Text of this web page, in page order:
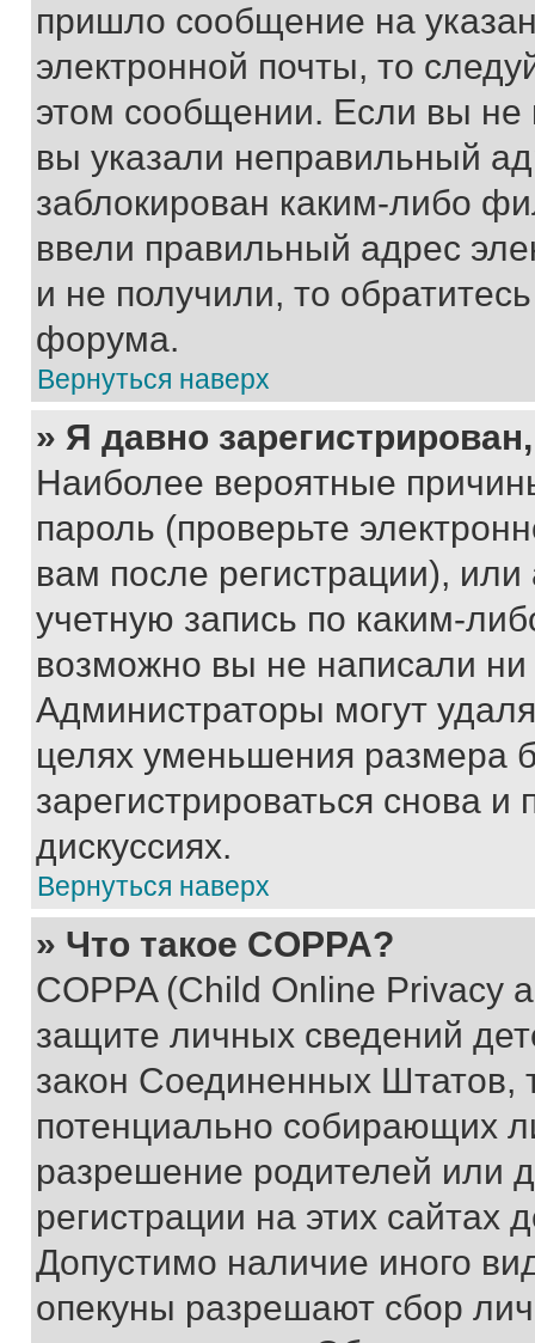
пришло сообщение на
электронной почты, то
этом сообщении. Если вы
вы указали неправильный
заблокирован каким-либо
ввели правильный адрес
и не получили, то
форума.
Вернуться наверх
» Я давно
Наиболее вероятные
пароль (проверьте
вам после регистрации),
учетную запись по каким-
возможно вы не написали
Администраторы могут
целях уменьшения размера
зарегистрироваться снова и
дискуссиях.
Вернуться наверх
» Что такое COPPA?
COPPA (Child Online Privacy
защите личных сведений
закон Соединенных Штатов,
потенциально собирающих
разрешение родителей или
регистрации на этих сайтах
Допустимо наличие иного
опекуны разрешают сбор